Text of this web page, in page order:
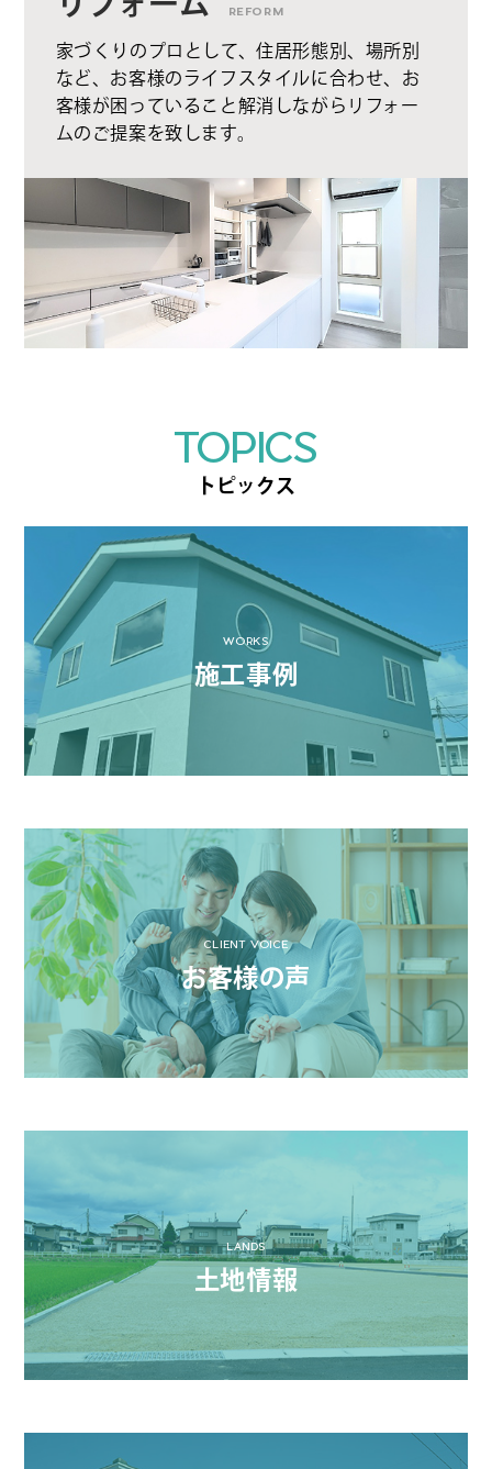
REFORM
家づくりのプロとして、住居形態別、場所別
など、お客様のライフスタイルに合わせ、お
客様が困っていること解消しながらリフォー
ムのご提案を致します。
TOPICS
トピックス
WORKS
施工事例
CLIENT VOICE
お客様の声
LANDS
土地情報